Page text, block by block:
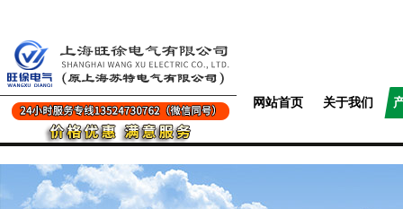
网站首页 关于我们